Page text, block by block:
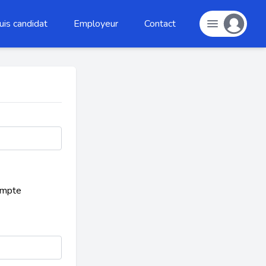
candidat Employeur Contact